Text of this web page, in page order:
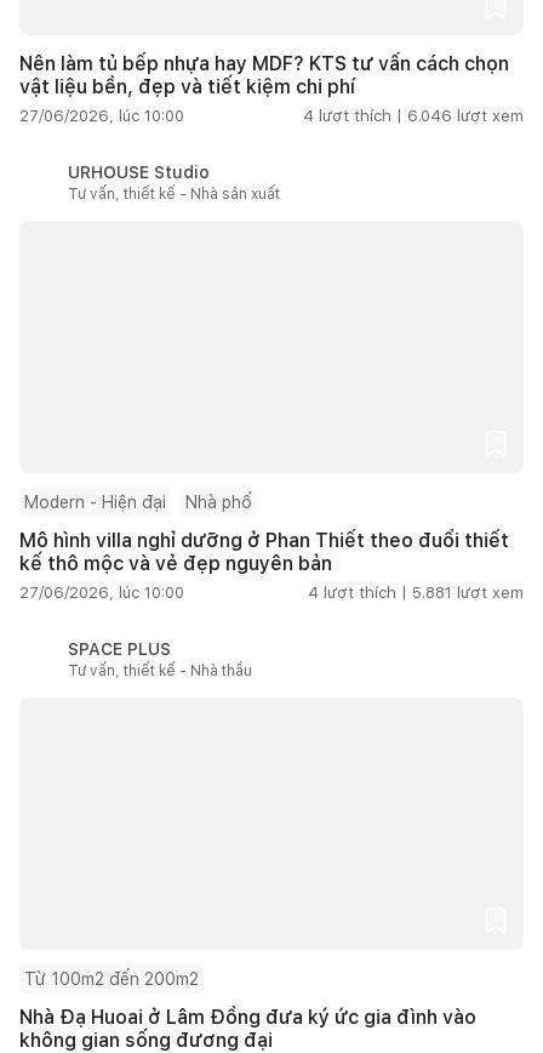
Nên làm tủ bếp nhựa hay MDF? KTS tư vấn cách chọn
vật liệu bền, đẹp và tiết kiệm chi phí
27/06/2026, lúc 10:00 4 lượt thích | 6.046 lượt xem
URHOUSE Studio
Tư vấn, thiết kế - Nhà sản xuất
Modern - Hiện đại Nhà phố
Mô hình villa nghỉ dưỡng ở Phan Thiết theo đuổi thiết
kế thô mộc và vẻ đẹp nguyên bản
27/06/2026, lúc 10:00 4 lượt thích | 5.881 lượt xem
SPACE PLUS
Tư vấn, thiết kế - Nhà thầu
Từ 100m2 đến 200m2
Nhà Đạ Huoai ở Lâm Đồng đưa ký ức gia đình vào
không gian sống đương đại